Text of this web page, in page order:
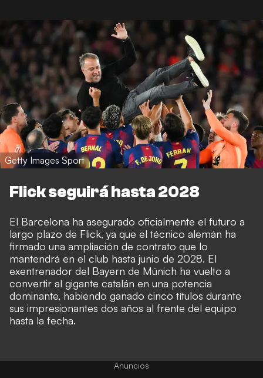
Getty Images Sport
Flick seguirá hasta 2028
El Barcelona ha asegurado oficialmente el futuro a
largo plazo de Flick, ya que el técnico alemán ha
firmado una ampliación de contrato que lo
mantendrá en el club hasta junio de 2028. El
exentrenador del Bayern de Múnich ha vuelto a
convertir al gigante catalán en una potencia
dominante, habiendo ganado cinco títulos durante
sus impresionantes dos años al frente del equipo
hasta la fecha.